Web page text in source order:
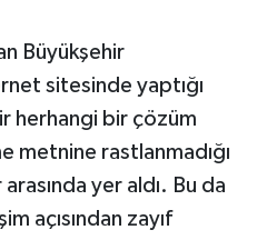
Büyükşehir
sitesinde yaptığı
herhangi bir çözüm
metnine rastlanmadığı
yer aldı. Bu da
açısından zayıf